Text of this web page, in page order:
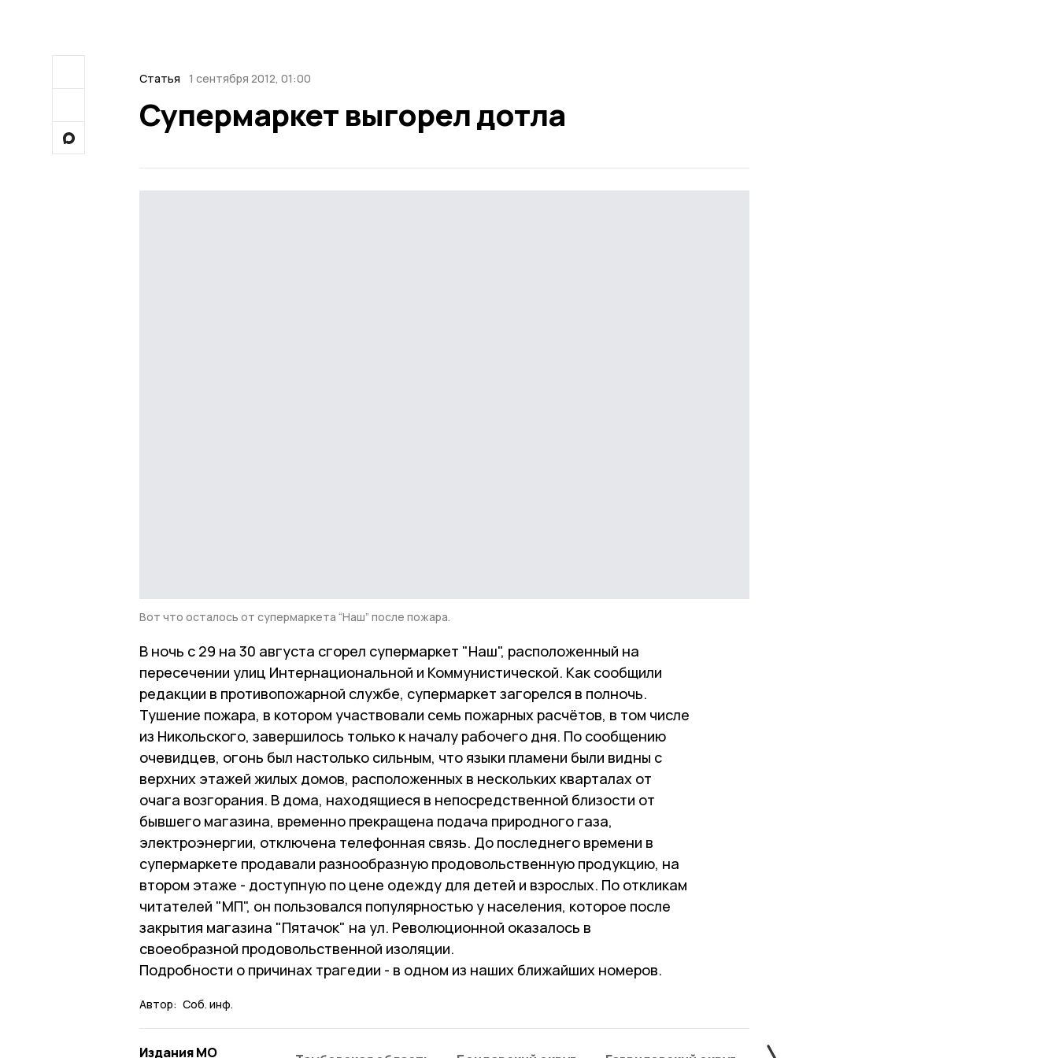
Статья 1 сентября 2012, 01:00
Супермаркет выгорел дотла
Вот что осталось от супермаркета “Наш” после пожара.
В ночь с 29 на 30 августа сгорел супермаркет "Наш", расположенный на
пересечении улиц Интернациональной и Коммунистической. Как сообщили
редакции в противопожарной службе, супермаркет загорелся в полночь.
Тушение пожара, в котором участвовали семь пожарных расчётов, в том числе
из Никольского, завершилось только к началу рабочего дня. По сообщению
очевидцев, огонь был настолько сильным, что языки пламени были видны с
верхних этажей жилых домов, расположенных в нескольких кварталах от
очага возгорания. В дома, находящиеся в непосредственной близости от
бывшего магазина, временно прекращена подача природного газа,
электроэнергии, отключена телефонная связь. До последнего времени в
супермаркете продавали разнообразную продовольственную продукцию, на
втором этаже - доступную по цене одежду для детей и взрослых. По откликам
читателей "МП", он пользовался популярностью у населения, которое после
закрытия магазина "Пятачок" на ул. Революционной оказалось в
своеобразной продовольственной изоляции.
Подробности о причинах трагедии - в одном из наших ближайших номеров.
Автор: Соб. инф.
Издания МО